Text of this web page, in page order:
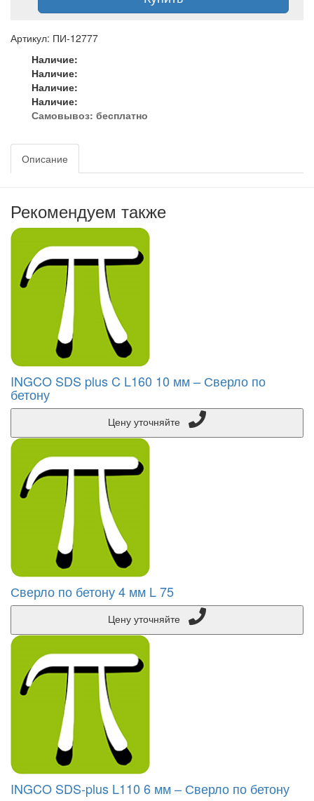
Артикул: ПИ-12777
Наличие:
Наличие:
Наличие:
Наличие:
Самовывоз: бесплатно
Описание
Рекомендуем также
INGCO SDS plus C L160 10 мм – Сверло по
бетону
Сверло по бетону 4 мм L 75
INGCO SDS-plus L110 6 мм – Сверло по бетону